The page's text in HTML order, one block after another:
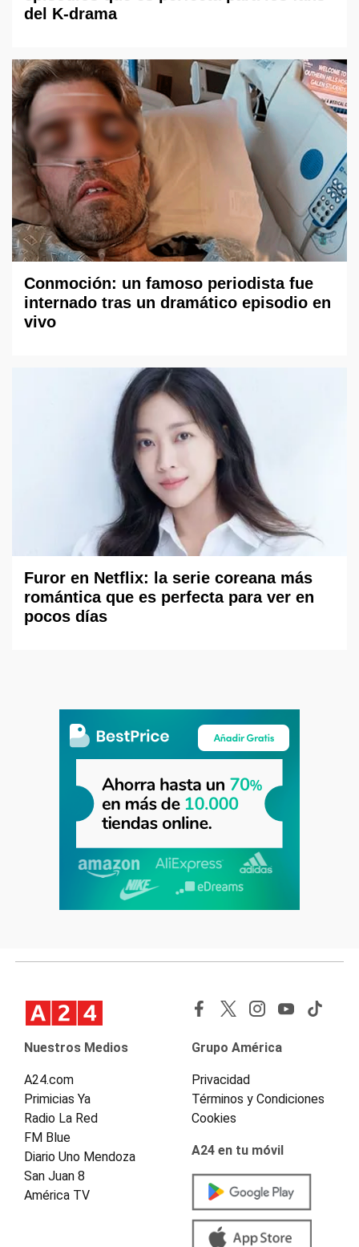
del K-drama
Conmoción: un famoso periodista fue
internado tras un dramático episodio en
vivo
Furor en Netflix: la serie coreana más
romántica que es perfecta para ver en
pocos días
Nuestros Medios
A24.com
Primicias Ya
Radio La Red
FM Blue
Diario Uno Mendoza
San Juan 8
América TV
Grupo América
Privacidad
Términos y Condiciones
Cookies
A24 en tu móvil